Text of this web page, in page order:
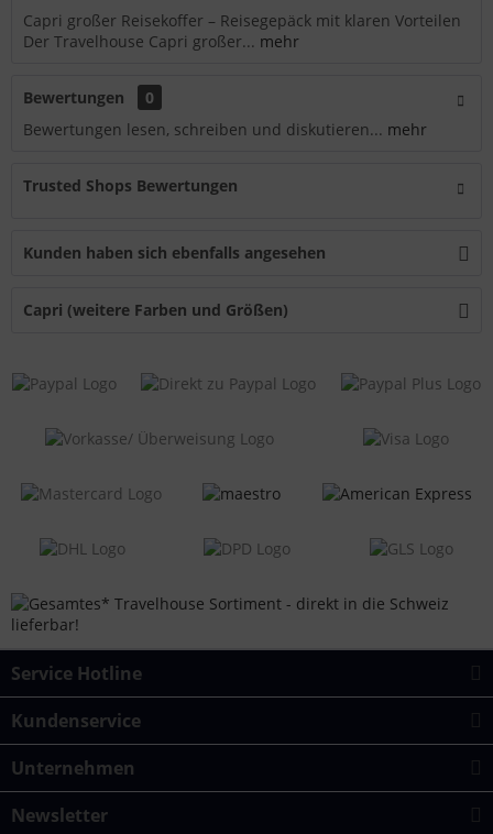
Capri großer Reisekoffer – Reisegepäck mit klaren Vorteilen
Der Travelhouse Capri großer... mehr
Bewertungen
0
Bewertungen lesen, schreiben und diskutieren... mehr
Trusted Shops Bewertungen
Kunden haben sich ebenfalls angesehen
Capri (weitere Farben und Größen)
Service Hotline
Kundenservice
Unternehmen
Newsletter